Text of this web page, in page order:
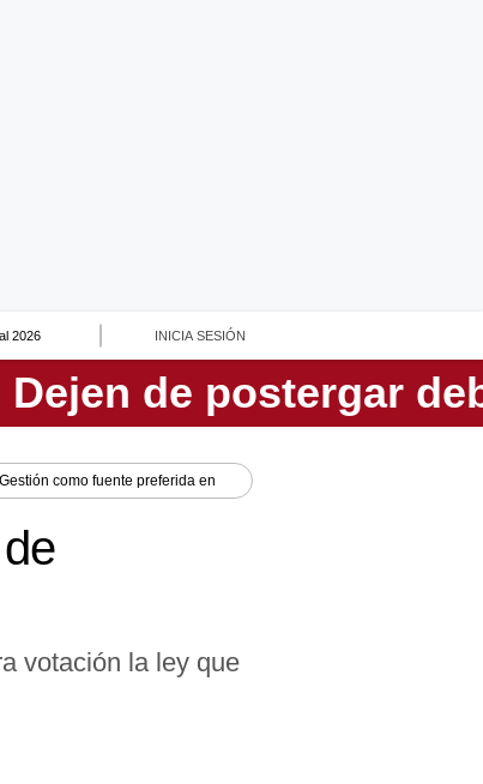
2026 INICIA SESIÓN
Gestión como fuente preferida en
votación la ley que